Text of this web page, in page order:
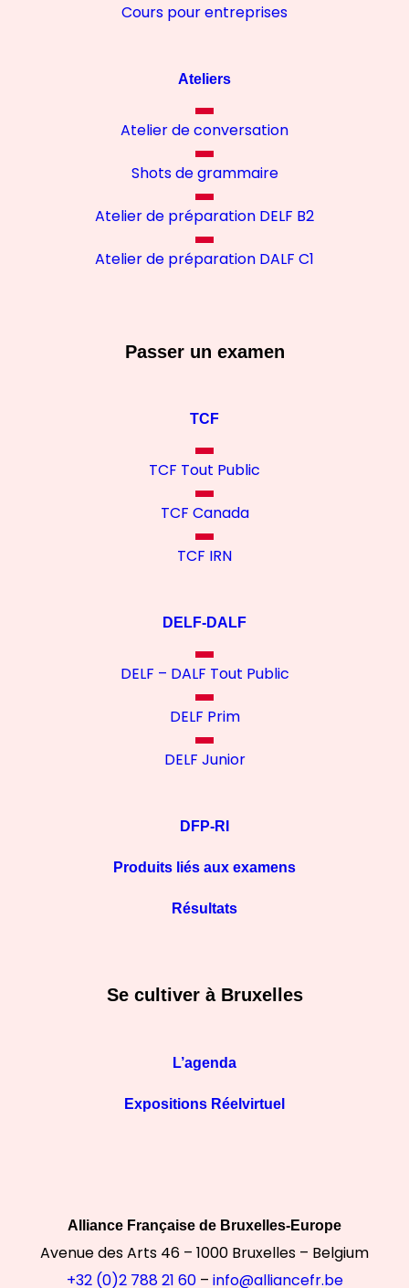
Cours pour entreprises
Ateliers
Atelier de conversation
Shots de grammaire
Atelier de préparation DELF B2
Atelier de préparation DALF C1
Passer un examen
TCF
TCF Tout Public
TCF Canada
TCF IRN
DELF-DALF
DELF – DALF Tout Public
DELF Prim
DELF Junior
DFP-RI
Produits liés aux examens
Résultats
Se cultiver à Bruxelles
L’agenda
Expositions Réelvirtuel
Alliance Française de Bruxelles-Europe
Avenue des Arts 46 – 1000 Bruxelles – Belgium
+32 (0)2 788 21 60– info@alliancefr.be